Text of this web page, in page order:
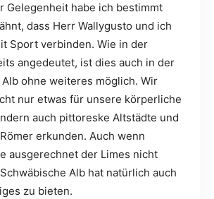
Gelegenheit habe ich bestimmt
dass Herr Wallygusto und ich
Sport verbinden. Wie in der
angedeutet, ist dies auch in der
ohne weiteres möglich. Wir
nur etwas für unsere körperliche
auch pittoreske Altstädte und
erkunden. Auch wenn
ausgerechnet der Limes nicht
Alb hat natürlich auch
zu bieten.